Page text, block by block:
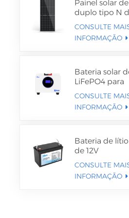
Painel solar
duplo tipo N
CONSULTE
INFORMAÇÃO
Bateria solar
LiFePO4 para
montagem na
parede/chão
CONSULTE
INFORMAÇÃO
Bateria de lítio
de 12V
CONSULTE
INFORMAÇÃO